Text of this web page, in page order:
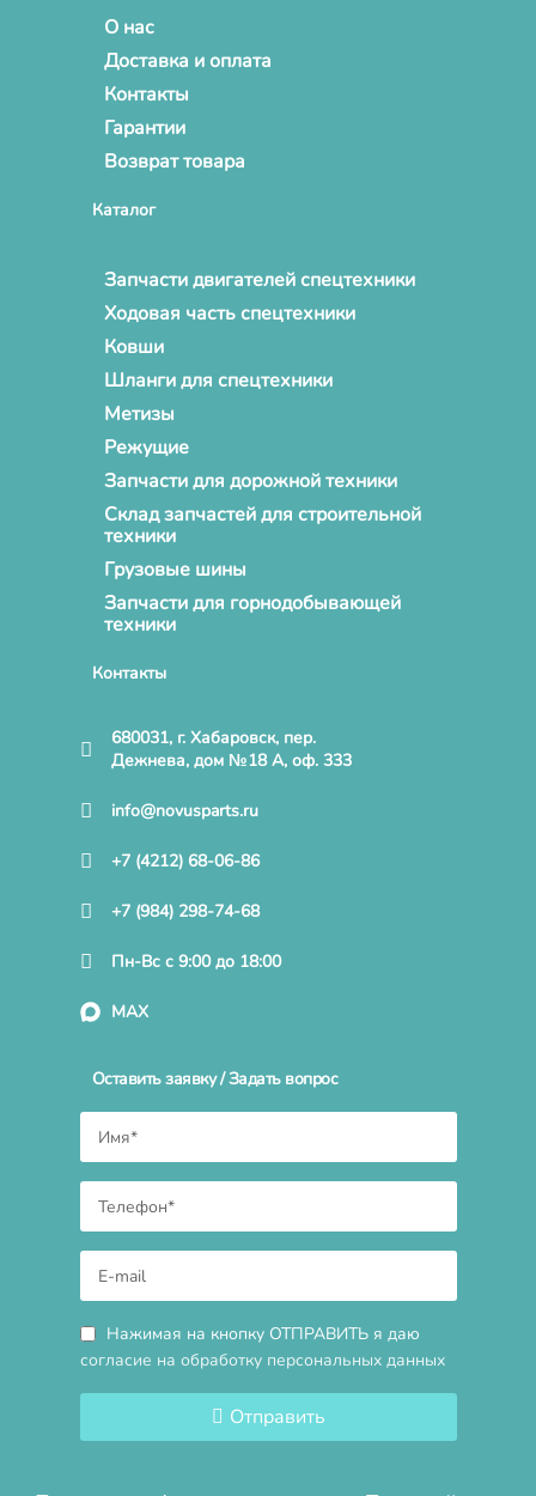
О нас
Доставка и оплата
Контакты
Гарантии
Возврат товара
Каталог
Запчасти двигателей спецтехники
Ходовая часть спецтехники
Ковши
Шланги для спецтехники
Метизы
Режущие
Запчасти для дорожной техники
Склад запчастей для строительной
техники
Грузовые шины
Запчасти для горнодобывающей
техники
Контакты
680031, г. Хабаровск, пер.
Дежнева, дом №18 А, оф. 333
info@novusparts.ru
+7 (4212) 68-06-86
+7 (984) 298-74-68
Пн-Вс с 9:00 до 18:00
MAX
Оставить заявку / Задать вопрос
Нажимая на кнопку ОТПРАВИТЬ я даю
согласие на обработку персональных данных
Отправить